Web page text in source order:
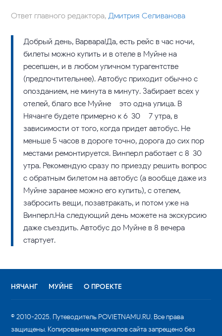
Ответ главного редактора,Дмитрия Селиванова
Добрый день, Варвара!Да, есть рейс в час ночи,
билеты можно купить и в отеле в Муйне на
ресепшен, и в любом уличном турагентстве
(предпочтительнее). Автобус приходит обычно с
опозданием, не минута в минуту. Забирает всех у
отелей, благо все Муйне – это одна улица. В
Нячанге будете примерно к 6-30 – 7 утра, в
зависимости от того, когда придет автобус. Не
меньше 5 часов в дороге точно, дорога до сих пор
местами ремонтируется. Винперл работает с 8-30
утра. Рекомендую сразу по приезду решить вопрос
с обратным билетом на автобус (а вообще даже из
Муйне заранее можно его купить), с отелем,
забросить вещи, позавтракать, и потом уже на
Винперл.На следующий день можете на экскурсию
даже съездить. Автобус до Муйне в 8 вечера
стартует.
НЯЧАНГ МУЙНЕ О ПРОЕКТЕ
© 2010-2025. Путеводитель POVIETNAMU.RU. Все права
защищены. Копирование материалов сайта запрещено без